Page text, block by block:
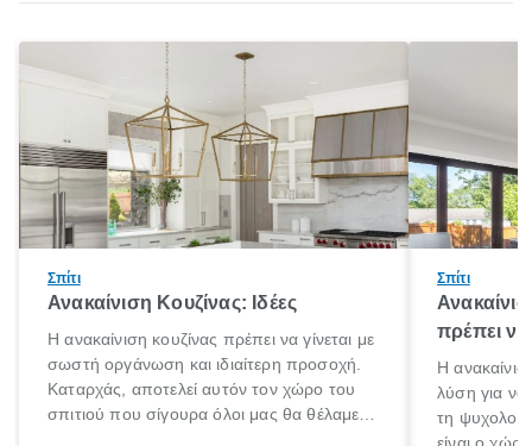
Σπίτι
Ανακαίνιση Κουζίνας: Ιδέες
Η ανακαίνιση κουζίνας πρέπει να γίνεται με
σωστή οργάνωση και ιδιαίτερη προσοχή.
Καταρχάς, αποτελεί αυτόν τον χώρο του
σπιτιού που σίγουρα όλοι μας θα θέλαμε
Σπίτι
πρέπει να
Η
λύση για να
τη